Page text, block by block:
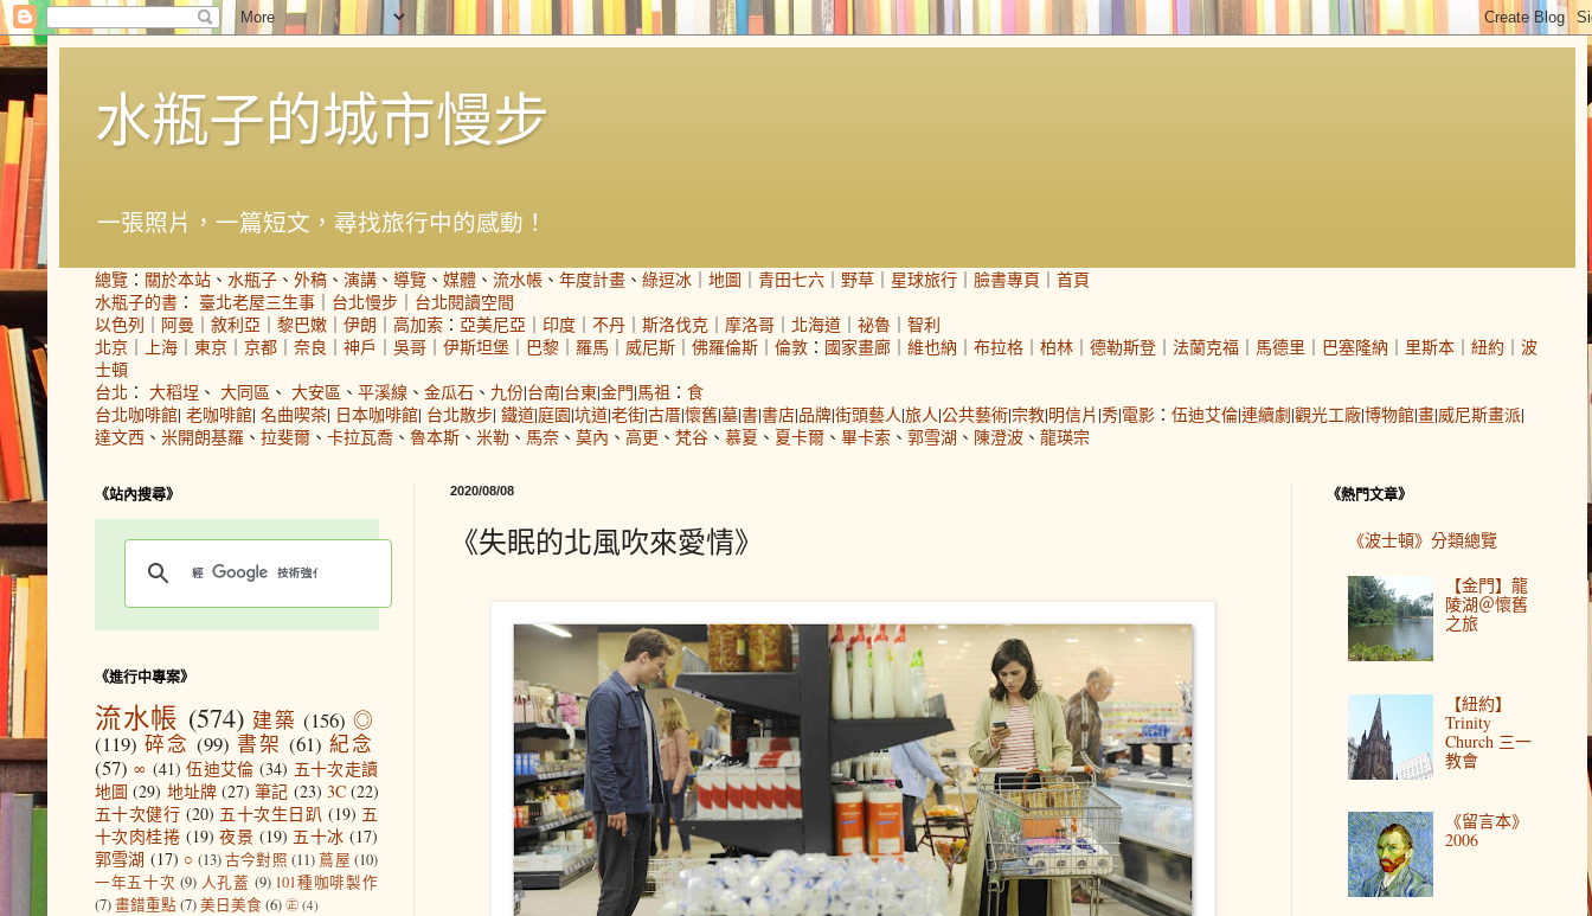
水瓶子的城市慢步
一張照片，一篇短文，尋找旅行中的感動！
總覽 ： 關於本站 、 水瓶子 、 外稿 、 演講 、 導覽 、 媒體 、 流水帳 、 年度計畫 、 綠逗冰 ｜ 地圖 ｜ 青田七六 ｜ 野草 ｜ 星球旅行 ｜ 臉書專頁 ｜ 首頁
水瓶子的書 ： 臺北老屋三生事 ｜ 台北慢步 ｜ 台北閱讀空間
以色列 ｜ 阿曼 ｜ 敘利亞 ｜ 黎巴嫩 ｜ 伊朗 ｜ 高加索 ： 亞美尼亞 ｜ 印度 ｜ 不丹 ｜ 斯洛伐克 ｜ 摩洛哥 ｜ 北海道 ｜ 祕魯 ｜ 智利
北京 ｜ 上海 ｜ 東京 ｜ 京都 ｜ 奈良 ｜ 神戶 ｜ 吳哥 ｜ 伊斯坦堡 ｜ 巴黎 ｜ 羅馬 ｜ 威尼斯 ｜ 佛羅倫斯 ｜ 倫敦 ： 國家畫廊 ｜ 維也納 ｜ 布拉格 ｜ 柏林 ｜ 德勒斯登 ｜ 法蘭克福 ｜ 馬德里 ｜ 巴塞隆納 ｜ 里斯本 ｜ 紐約 ｜ 波
士頓
台北 ： 大稻埕 、 大同區 、 大安區 、 平溪線 、 金瓜石 、 九份|台南|台東|金門|馬祖 ： 食
台北咖啡館| 老咖啡館| 名曲喫茶| 日本咖啡館| 台北散步| 鐵道|庭園|坑道|老街|古厝|懷舊|墓|書|書店|品牌|街頭藝人|旅人|公共藝術|宗教|明信片 |秀|電影 ： 伍迪艾倫|連續劇|觀光工廠|博物館|畫|威尼斯畫派|
達文西 、 米開朗基羅 、 拉斐爾 、 卡拉瓦喬 、 魯本斯 、 米勒 、 馬奈 、 莫內 、 高更 、 梵谷 、 慕夏 、 夏卡爾 、 畢卡索 、 郭雪湖 、 陳澄波 、 龍瑛宗
2020/08/08
《失眠的北風吹來愛情》
《站內搜尋》
《進行中專案》
流水帳 (574) 建築 (156) ◎
(119) 碎念 (99) 書架 (61) 紀念
(57) ∞ (41) 伍迪艾倫 (34) 五十次走讀
地圖 (29) 地址牌 (27) 筆記 (23) 3C (22)
五十次健行 (20) 五十次生日趴 (19) 五
十次肉桂捲 (19) 夜景 (19) 五十冰 (17)
郭雪湖 (17) ○ (13)古今對照 (11) 蔦屋 (10)
一年五十次 (9) 人孔蓋 (9) 101種咖啡製作
(7)畫錯重點 (7)美日美食 (6) ㊣ (4)
《熱門文章》
《波士頓》分類總覽
【金門】龍
陵湖＠懷舊
之旅
【紐約】
Trinity
Church 三一
教會
《留言本》
2006